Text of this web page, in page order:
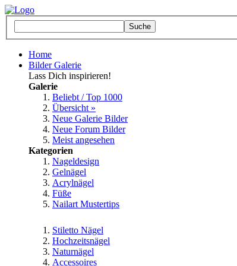
Home
Bilder Galerie
Lass Dich inspirieren!
Galerie
Beliebt / Top 1000
Übersicht »
Neue Galerie Bilder
Neue Forum Bilder
Meist angesehen
Kategorien
Nageldesign
Gelnägel
Acrylnägel
Füße
Nailart Mustertips
Stiletto Nägel
Hochzeitsnägel
Naturnägel
Accessoires